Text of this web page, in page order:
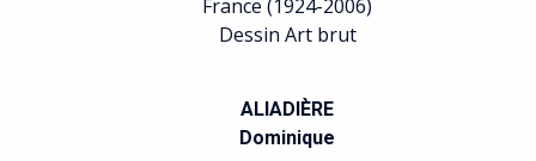
France (1924-2006)
Dessin Art brut
ALIADIÈRE
Dominique